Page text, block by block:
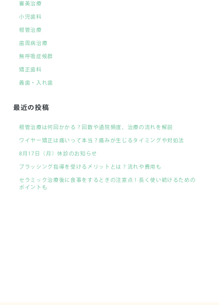
審美治療
小児歯科
根管治療
歯周病治療
無呼吸症候群
矯正歯科
義歯・入れ歯
最近の投稿
根管治療は何回かかる？回数や通院頻度、治療の流れを解説
ワイヤー矯正は痛いって本当？痛みが生じるタイミングや対処法
8月17日（月）休診のお知らせ
ブラッシング指導を受けるメリットとは？流れや費用も
セラミック治療後に食事をするときの注意点！長く使い続けるための
ポイントも